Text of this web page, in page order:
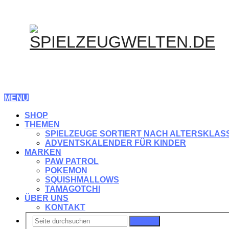
MENU
SHOP
THEMEN
SPIELZEUGE SORTIERT NACH
ADVENTSKALENDER FÜR KINDER
MARKEN
PAW PATROL
POKEMON
SQUISHMALLOWS
TAMAGOTCHI
ÜBER UNS
KONTAKT